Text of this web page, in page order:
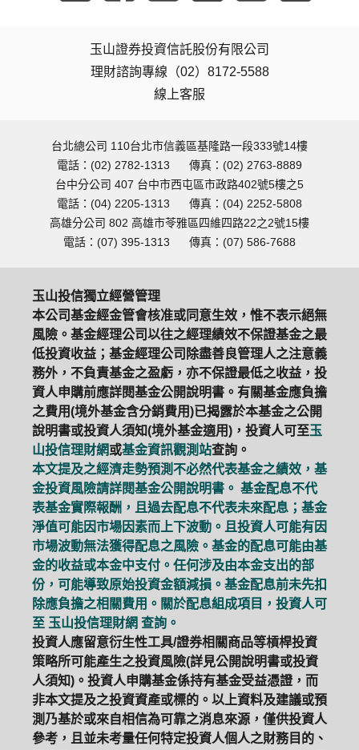
玉山證券投資信託股份有限公司
理財諮詢專線（02）8172-5588
線上客服
台北總公司 110台北市信義區基隆路一段333號14樓
電話：(02) 2782-1313
傳真：(02) 2763-8889
台中分公司 407 台中市西屯區市政路402號5樓之5
電話：(04) 2205-1313
傳真：(04) 2252-5808
高雄分公司 802 高雄市苓雅區四維四路22之2號15樓
電話：(07) 395-1313
傳真：(07) 586-7688
玉山投信獨立經營管理
本公司基金經金管會核准或同意生效，惟不表示絕無
風險。基金經理公司以往之經理績效不保證基金之最
低投資收益；基金經理公司除盡善良管理人之注意義
務外，不負責基金之盈虧，亦不保證最低之收益，投
資人申購前應詳閱基金公開說明書。有關基金應負擔
之費用(境外基金含分銷費用)已揭露於本基金之公開
說明書或投資人須知(境外基金適用)，投資人可至玉
山投信理財網或基金資訊觀測站查詢。
本文提及之經濟走勢預測不必然代表基金之績效，基
金投資風險請詳閱基金公開說明書。 基金配息不代
表基金實際報酬，且過去配息不代表未來配息；基金
淨值可能因市場因素而上下波動。且投資人可能有因
市場波動無法獲得配息之風險。基金的配息可能由基
金的收益或本金中支付。任何涉及由本金支出的部
份，可能導致原始投資金額減損。基金配息前未先扣
除應負擔之相關費用。關於配息組成項目，投資人可
至 玉山投信理財網 查詢。
投資人應留意衍生性工具/證券相關商品等槓桿投資
策略所可能產生之投資風險(詳見公開說明書或投資
人須知)。投資人申購基金係持有基金受益憑證，而
非本文提及之投資資產或標的。以上資料及建議或預
測乃基於或來自相信為可靠之消息來源，僅供投資人
參考，且並未考量任何特定投資人個人之財務目的、